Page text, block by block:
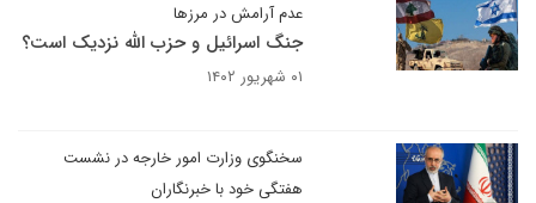
عدم آرامش در مرزها
جنگ اسرائیل و حزب الله نزدیک است؟
۰۱ شهریور ۱۴۰۲
سخنگوی وزارت امور خارجه در نشست
هفتگی خود با خبرنگاران